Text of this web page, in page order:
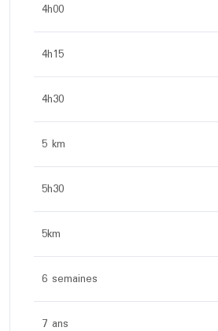
4h00
4h15
4h30
5 km
5h30
5km
6 semaines
7 ans